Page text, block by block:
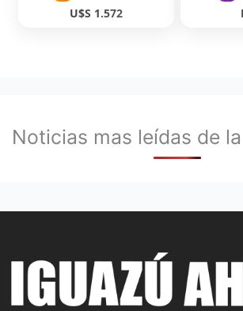
U$S 1.572
Noticias mas leídas de